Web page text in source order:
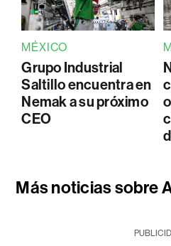
MÉXICO
Grupo Industrial
Saltillo encuentra en
Nemak a su próximo
CEO
Más noticias sobre